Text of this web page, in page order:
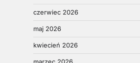
czerwiec 2026
maj 2026
kwiecień 2026